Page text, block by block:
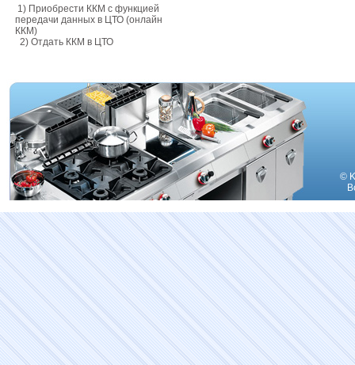
1) Приобрести ККМ с функцией
передачи данных в ЦТО (онлайн
ККМ)
2) Отдать ККМ в ЦТО
©